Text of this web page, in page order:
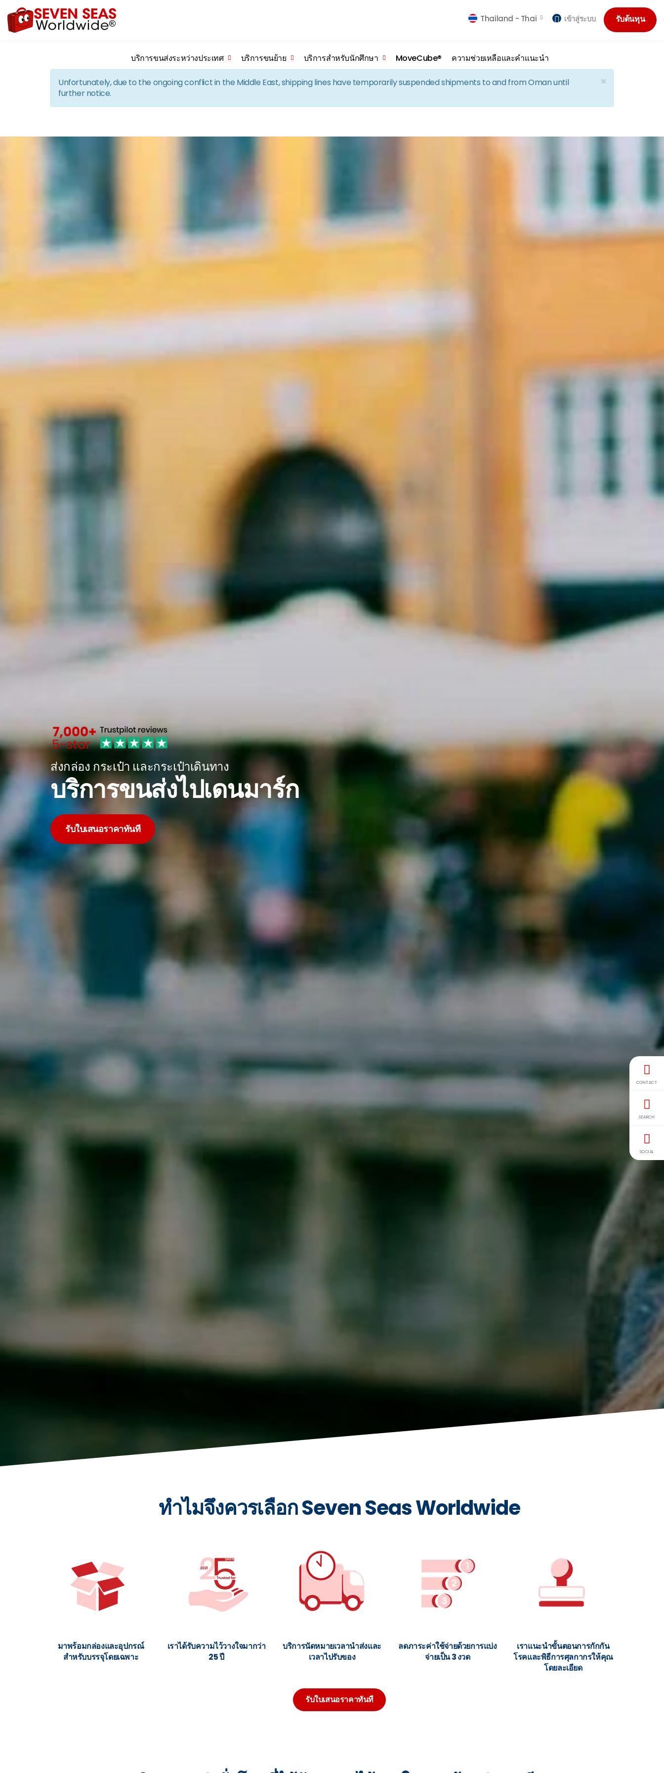
รับต้นทุน
Thailand - Thai เข้าสู่ระบบ
บริการขนส่งระหว่างประเทศ บริการขนย้าย บริการสำหรับนักศึกษา MoveCube® ความช่วยเหลือและคำแนะนำ
×
Unfortunately, due to the ongoing conflict in the Middle East, shipping lines have temporarily suspended shipments to and from Oman until
further notice.
ส่งกล่อง กระเป๋า และกระเป๋าเดินทาง
บริการขนส่งไปเดนมาร์ก
รับใบเสนอราคาทันที
ทำไมจึงควรเลือก Seven Seas Worldwide
มาพร้อมกล่องและอุปกรณ์
สำหรับบรรจุโดยเฉพาะ
เราได้รับความไว้วางใจมากว่า
25 ปี
บริการนัดหมายเวลานำส่งและ
เวลาไปรับของ
ลดภาระค่าใช้จ่ายด้วยการแบ่ง
จ่ายเป็น 3 งวด
เราแนะนำขั้นตอนการกักกัน
โรคและพิธีการศุลกากรให้คุณ
โดยละเอียด
รับใบเสนอราคาทันที
CONTACT
SEARCH
SOCIAL